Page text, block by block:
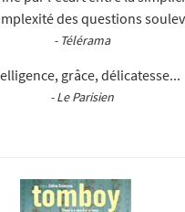
des questions
- Télérama
grâce, délicatesse...
- Le Parisien